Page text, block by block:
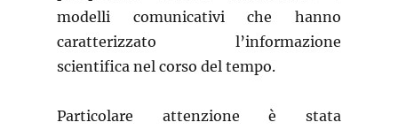
modelli comunicativi che hanno
caratterizzato l’informazione
scientifica nel corso del tempo.
Particolare attenzione è stata